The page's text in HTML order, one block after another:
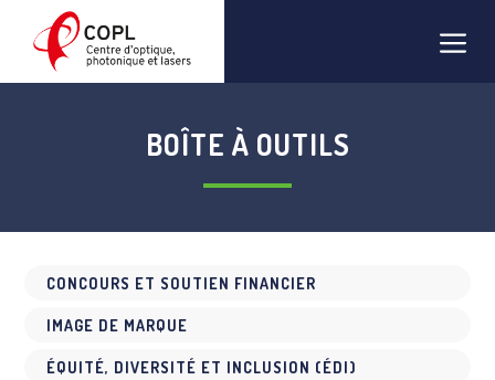
contenu
BOÎTE À OUTILS
CONCOURS ET SOUTIEN FINANCIER
IMAGE DE MARQUE
ÉQUITÉ, DIVERSITÉ ET INCLUSION (ÉDI)